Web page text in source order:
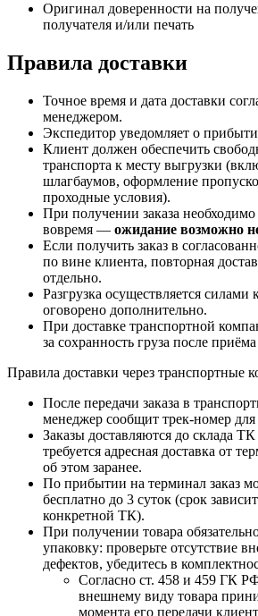
Оригинал доверенности на
получателя и/или печать
Правила доставки
Точное время и дата доставки
менеджером.
Экспедитор уведомляет о
Клиент должен обеспечить
транспорта к месту выгрузки
шлагбаумов, оформление
проходные условия).
При получении заказа необходимо
вовремя — ожидание возможно
Если получить заказ в
по вине клиента, повторная
отдельно.
Разгрузка осуществляется силами
оговорено дополнительно.
При доставке транспортной
за сохранность груза после
Правила доставки через транспортные
После передачи заказа в
менеджер сообщит трек-номер для
Заказы доставляются до склада
требуется адресная доставка от
об этом заранее.
По прибытии на терминал заказ
бесплатно до 3 суток (срок
конкретной ТК).
При получении товара
упаковку: проверьте отсутствие
дефектов, убедитесь в
Согласно ст. 458 и 459 ГК
внешнему виду товара
момента его передачи